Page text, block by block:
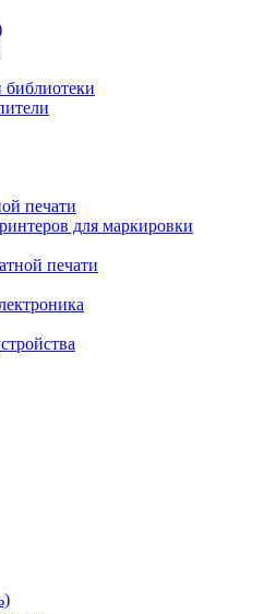
библиотеки
печати
для маркировки
печати